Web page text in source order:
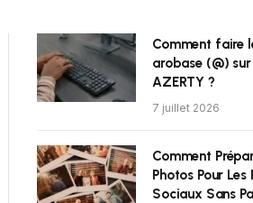
Comment faire
arobase (@)
AZERTY ?
7 juillet 2026
Comment
Photos Pour Les
Sociaux Sans